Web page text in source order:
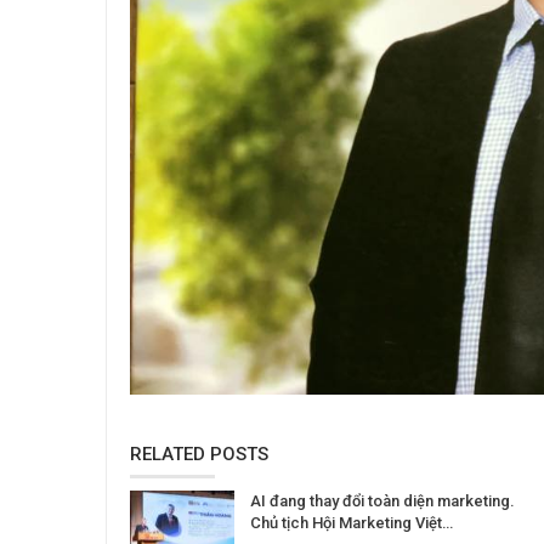
RELATED POSTS
AI đang thay đổi toàn diện marketing.
Chủ tịch Hội Marketing Việt…